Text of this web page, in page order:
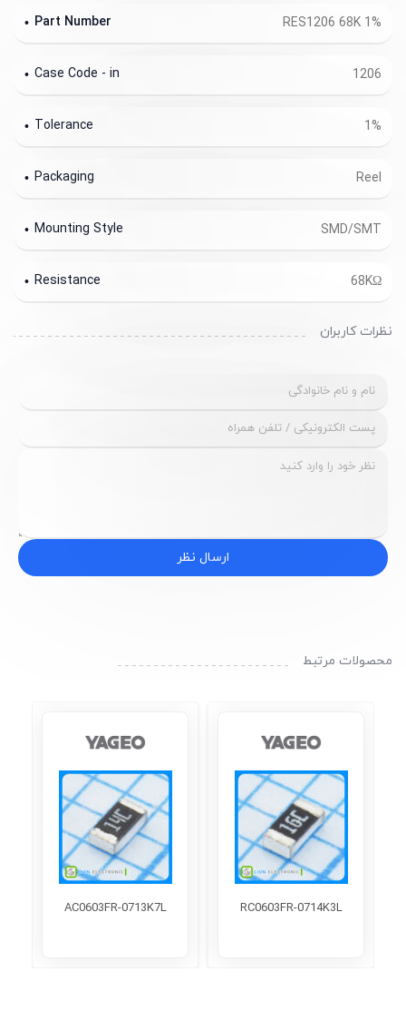
RES1206 68K 1%
Part Number
1206
Case Code - in
1%
Tolerance
Reel
Packaging
SMD/SMT
Mounting Style
68KΩ
Resistance
نظرات کاربران
ارسال نظر
محصولات مرتبط
RC0603FR-0714K3L
AC0603FR-0713K7L